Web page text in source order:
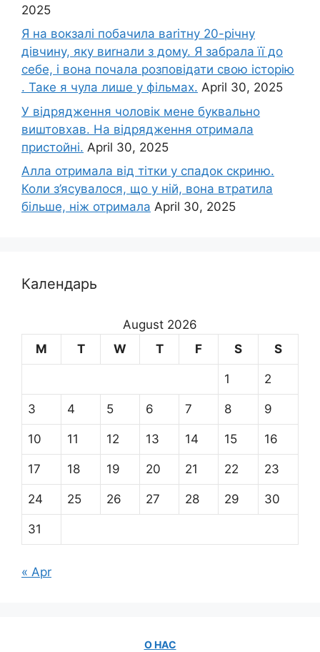
2025
Я на вокзалі побачила ваrітну 20-річну
дівчину, яку виrнали з дому. Я забрала її до
себе, і вона почала розповідати свою історію
. Таке я чула лише у фільмах. April 30, 2025
У відрядження чоловік мене буквально
виштовхав. На відрядження отримала
пристойні. April 30, 2025
Алла отримала від тітки у спадок скриню.
Коли з’ясувалося, що у ній, вона втратила
більше, ніж отримала April 30, 2025
Календарь
August 2026
M
T W T F S S
1 2
3 4 5 6 7 8 9
10 11 12 13 14 15 16
17 18 19 20 21 22 23
24 25 26 27 28 29 30
31
« Apr
О НАС